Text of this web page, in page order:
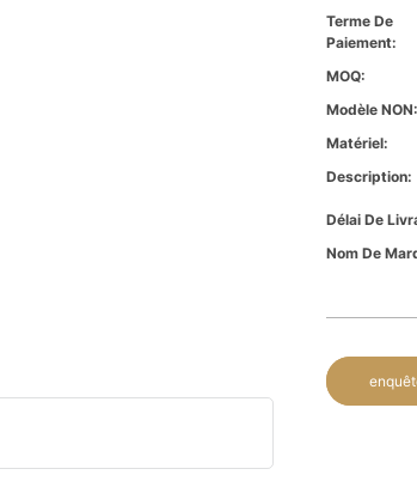
Terme De
Paiement:
MOQ:
Modèle NON:
Matériel:
Description:
Délai De
Nom De